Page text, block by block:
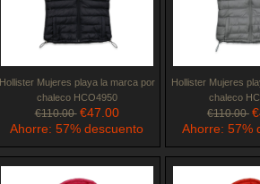
Hollister Mujeres playa la marca por
chaleco HCO4950
€110.00 €47.00
Ahorre: 57% descuento
Hollister Mujeres
chaleco
€110.00
Ahorre: 57%